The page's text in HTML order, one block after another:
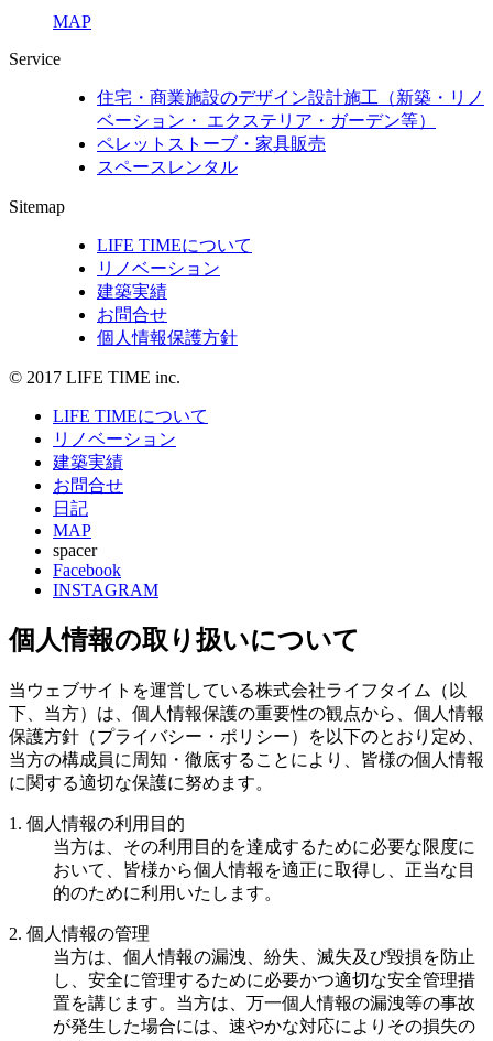
MAP
Service
住宅・商業施設のデザイン設計施工（新築・リノ
ベーション・ エクステリア・ガーデン等）
ペレットストーブ・家具販売
スペースレンタル
Sitemap
LIFE TIMEについて
リノベーション
建築実績
お問合せ
個人情報保護方針
© 2017 LIFE TIME inc.
LIFE TIMEについて
リノベーション
建築実績
お問合せ
日記
MAP
spacer
Facebook
INSTAGRAM
個人情報の取り扱いについて
当ウェブサイトを運営している株式会社ライフタイム（以
下、当方）は、個人情報保護の重要性の観点から、個人情報
保護方針（プライバシー・ポリシー）を以下のとおり定め、
当方の構成員に周知・徹底することにより、皆様の個人情報
に関する適切な保護に努めます。
1. 個人情報の利用目的
当方は、その利用目的を達成するために必要な限度に
おいて、皆様から個人情報を適正に取得し、正当な目
的のために利用いたします。
2. 個人情報の管理
当方は、個人情報の漏洩、紛失、滅失及び毀損を防止
し、安全に管理するために必要かつ適切な安全管理措
置を講じます。当方は、万一個人情報の漏洩等の事故
が発生した場合には、速やかな対応によりその損失の